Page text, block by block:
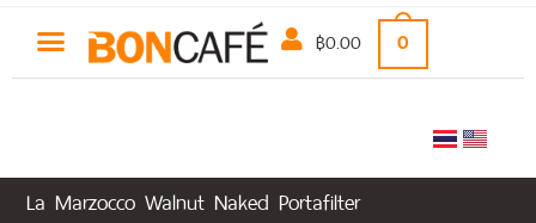
฿0.00 0
La Marzocco Walnut Naked Portafilter